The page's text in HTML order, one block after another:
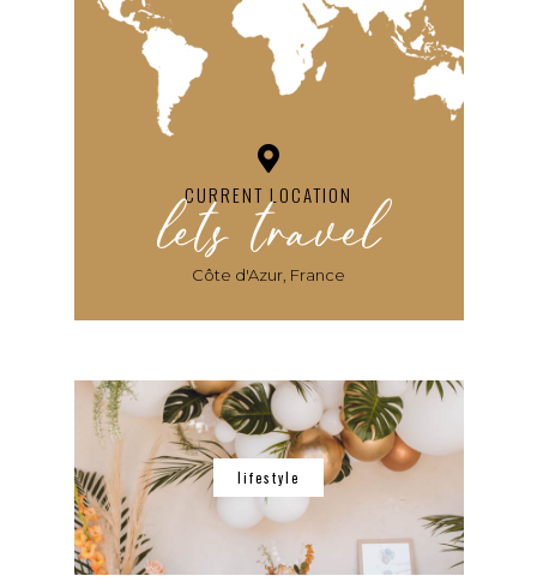
CURRENT LOCATION
lets travel
Côte d'Azur, France
lifestyle